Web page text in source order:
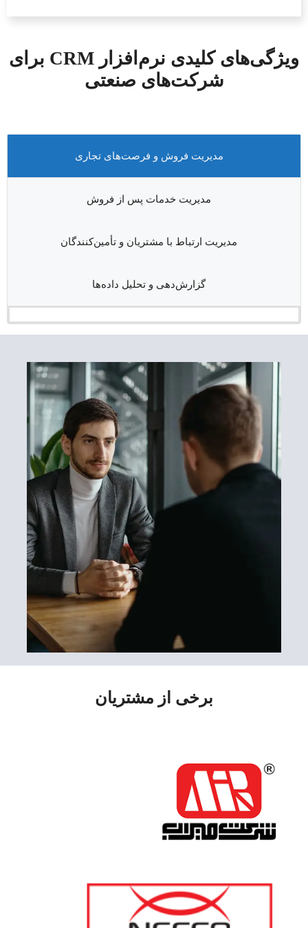
ویژگی‌های کلیدی نرم‌افزار CRM برای
شرکت‌های صنعتی
مدیریت فروش و فرصت‌های تجاری
مدیریت خدمات پس از فروش
مدیریت ارتباط با مشتریان و تأمین‌کنندگان
گزارش‌دهی و تحلیل داده‌ها
برخی از مشتریان